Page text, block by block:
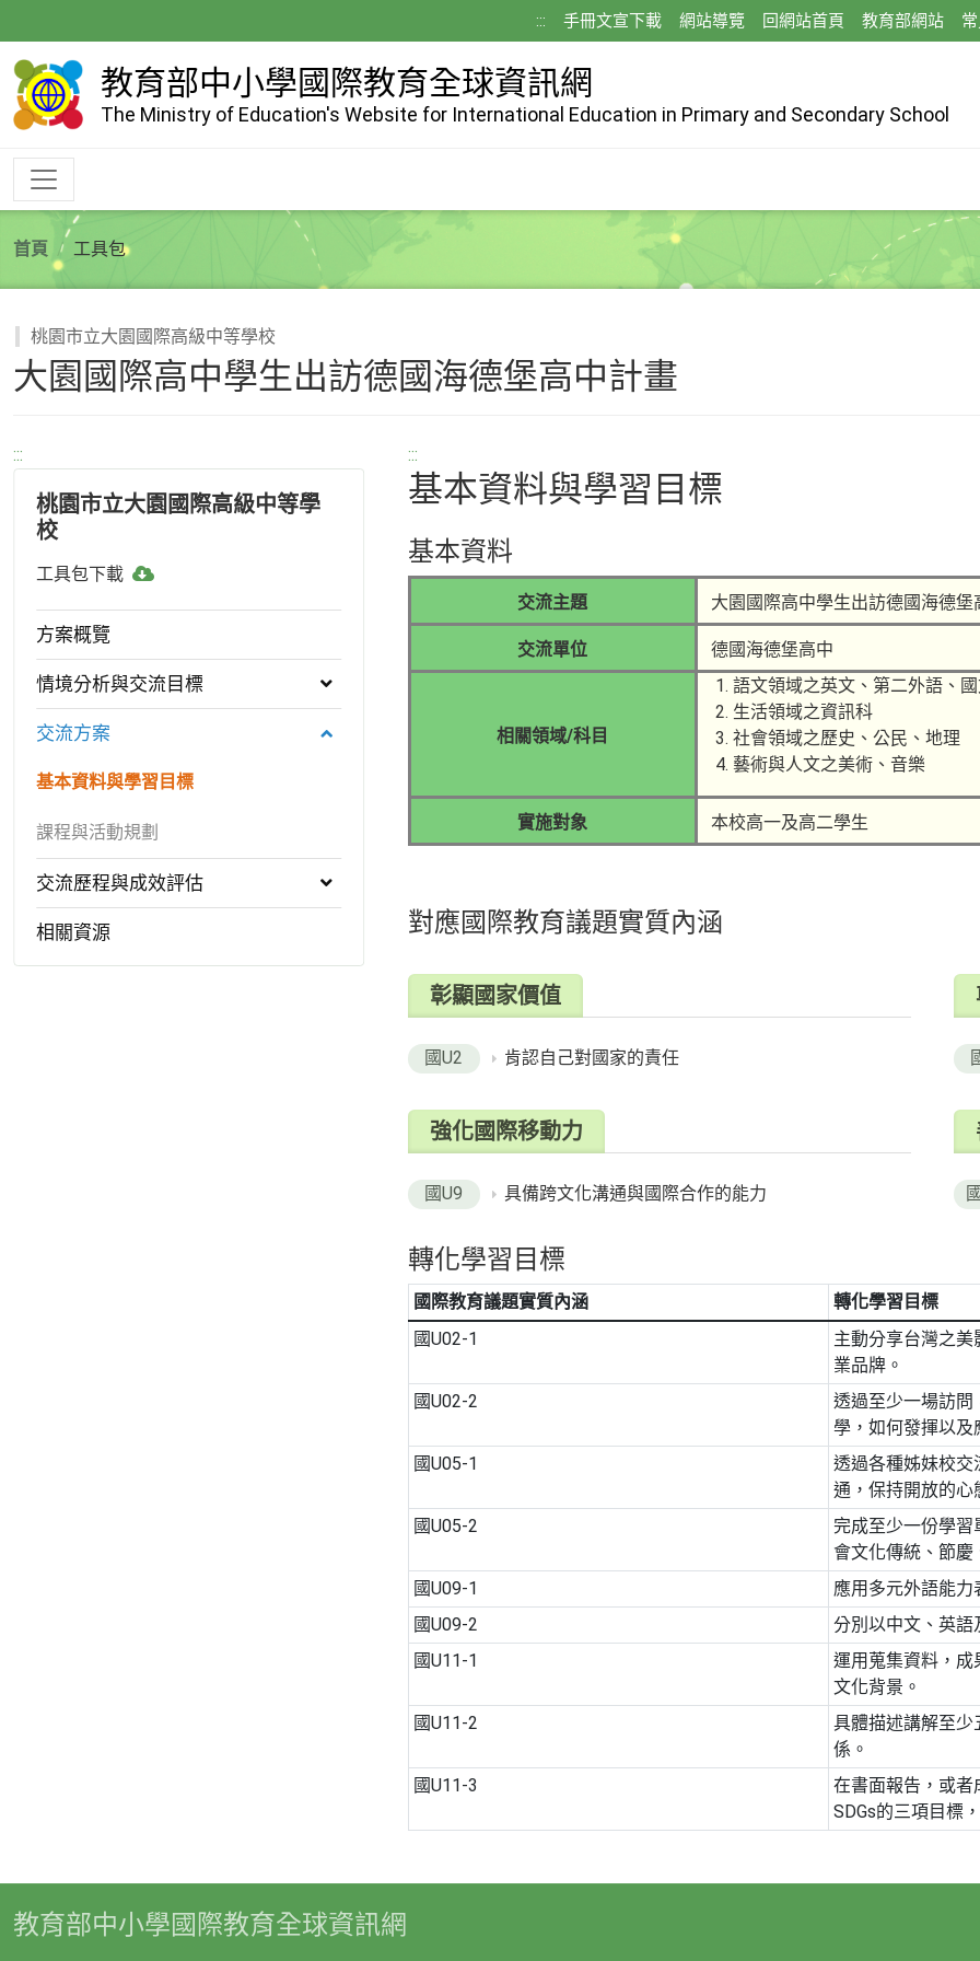
到
主
內
::: 手冊文宣下載 網站導覽 回網站首頁 教育部網站
教育部中小學國際教育全球資訊網
The Ministry of Education's Website for International Education in Primary and Secondary School
首頁 工具包
桃園市立大園國際高級中等學校
大園國際高中學生出訪德國海德堡高中計畫
:::
桃園市立大園國際高級中等學
校
工具包下載
工
載
方案概覽
情境分析與交流目標
交流方案
基本資料與學習目標
課程與活動規劃
交流歷程與成效評估
相關資源
:::
基本資料與學習目標
基本資料
交流主題 大園國際高中學生出訪德國海德堡
交流單位 德國海德堡高中
相關領域/科目
語文領域之英文、第二外語、
生活領域之資訊科
社會領域之歷史、公民、地理
藝術與人文之美術、音樂
實施對象 本校高一及高二學生
對應國際教育議題實質內涵
彰顯國家價值
國U2 肯認自己對國家的責任
強化國際移動力
國U9 具備跨文化溝通與國際合作的能力
轉化學習目標
國際教育議題實質內涵
轉化學習目標
國U02-1
主動分享台灣之
業品牌。
國U02-2
透過至少一場訪問
學，如何發揮以及
國U05-1
透過各種姊妹校交
通，保持開放的心
國U05-2
完成至少一份學習
會文化傳統、節慶
國U09-1
應用多元外語能力
國U09-2
分別以中文、英語
國U11-1
運用蒐集資料，成
文化背景。
國U11-2
具體描述講解至少
係。
國U11-3
在書面報告，或者
SDGs的三項目標
教育部中小學國際教育全球資訊網